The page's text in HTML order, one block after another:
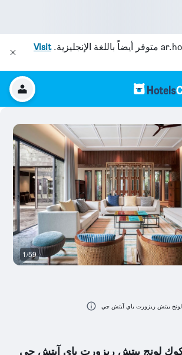
متوفر أيضاً باللغة الإنجليزية.Visit
كوك لونج بيتش ريزورت باي آيتش جي
1/59
لونج بيتش ريزورت باي آيتش جي